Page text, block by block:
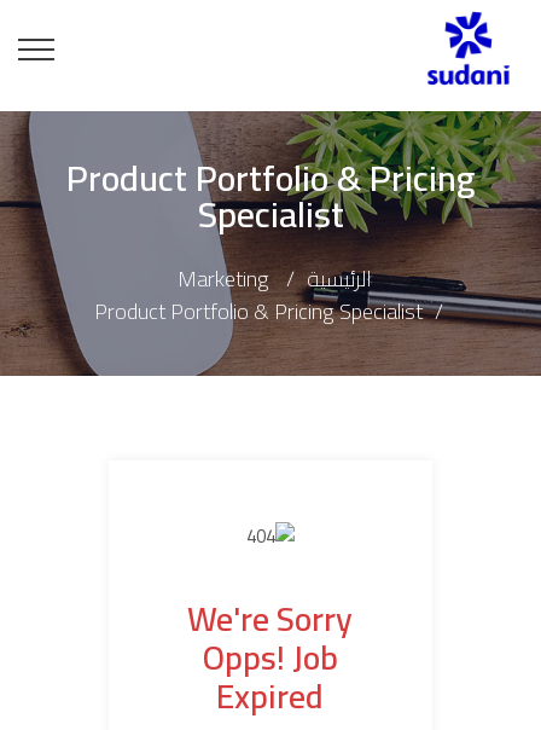
Product Portfolio & Pricing
Specialist
الرئيسية
Marketing
Product Portfolio & Pricing Specialist
We're Sorry
Opps! Job
Expired